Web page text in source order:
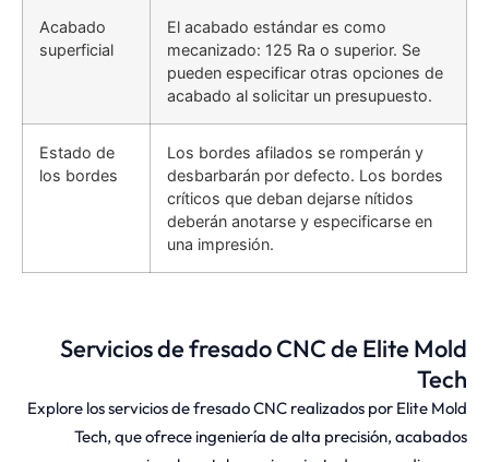
Acabado
superficial
El acabado estándar es como
mecanizado: 125 Ra o superior. Se
pueden especificar otras opciones de
acabado al solicitar un presupuesto.
Estado de
los bordes
Los bordes afilados se romperán y
desbarbarán por defecto. Los bordes
críticos que deban dejarse nítidos
deberán anotarse y especificarse en
una impresión.
Servicios de fresado CNC de Elite Mold
Tech
Explore los servicios de fresado CNC realizados por Elite Mold
Tech, que ofrece ingeniería de alta precisión, acabados